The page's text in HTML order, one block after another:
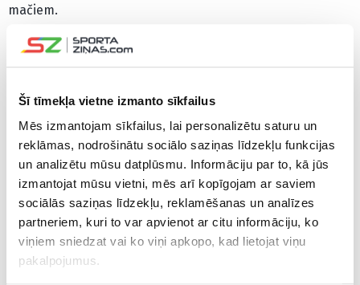
Šī tīmekļa vietne izmanto sīkfailus
Mēs izmantojam sīkfailus, lai personalizētu saturu un
reklāmas, nodrošinātu sociālo saziņas līdzekļu funkcijas
un analizētu mūsu datplūsmu. Informāciju par to, kā jūs
izmantojat mūsu vietni, mēs arī kopīgojam ar saviem
sociālās saziņas līdzekļu, reklamēšanas un analīzes
partneriem, kuri to var apvienot ar citu informāciju, ko
viņiem sniedzat vai ko viņi apkopo, kad lietojat viņu
pakalpojumus.
mačiem.
Tikmēr “Montakit” ar 11 uzvarām 25 spēlēs ir desmitajā
pozīcijā 17 klubu vidū, turklāt astotā pozīcijā ir viena
panākuma attālumā.
CITAS ZIŅAS NO ŠĪS KATEGORIJAS
Lasmanis un